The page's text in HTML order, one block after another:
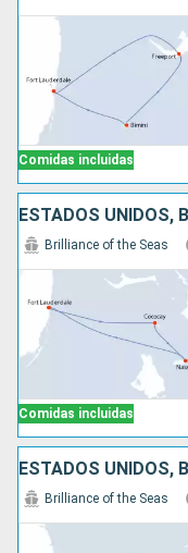
Comidas incluidas
ESTADOS UNIDOS,
Comidas incluidas
Brilliance of the Seas
ESTADOS UNIDOS,
Brilliance of the Seas